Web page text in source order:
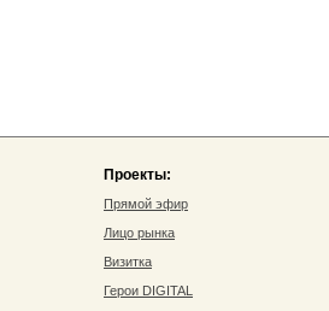
Проекты:
Прямой эфир
Лицо рынка
Визитка
Герои DIGITAL